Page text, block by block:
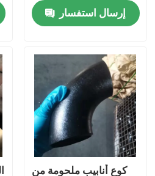
إرسال استفسار
كوع أنابيب ملحومة من